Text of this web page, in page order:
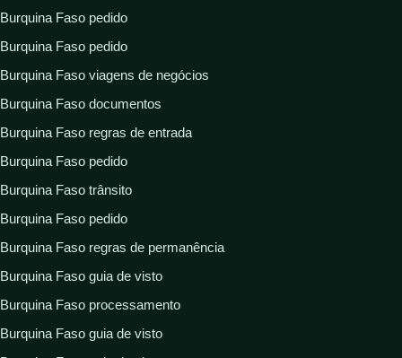
Burquina Faso pedido
Burquina Faso pedido
Burquina Faso viagens de negócios
Burquina Faso documentos
Burquina Faso regras de entrada
Burquina Faso pedido
Burquina Faso trânsito
Burquina Faso pedido
Burquina Faso regras de permanência
Burquina Faso guia de visto
Burquina Faso processamento
Burquina Faso guia de visto